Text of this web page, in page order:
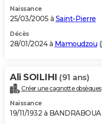
Naissance
25/03/2005 à Saint-Pierre
Décès
28/01/2024 à Mamoudzou (
Ali SOILIHI (91 ans)
Créer une cagnotte obsèques
Naissance
19/11/1932 à BANDRABOUA